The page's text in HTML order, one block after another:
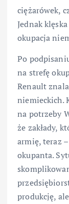
ciężarówek,
Jednak
okupacja
Po
na strefę
Renault
niemieckich.
na potrzeby
że zakłady,
armię, teraz
okupanta.
produkcję,